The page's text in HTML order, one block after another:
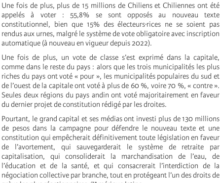
Une fois de plus, plus de 15 millions de Chiliens et Chiliennes ont été
appelés à voter : 55,8% se sont opposés au nouveau texte
constitutionnel, bien que 15% des électeurs·rices ne se soient pas
rendus aux urnes, malgré le système de vote obligatoire avec inscription
automatique (à nouveau en vigueur depuis 2022).
Une fois de plus, un vote de classe s’est exprimé dans la capitale,
comme dans le reste du pays : alors que les trois municipalités les plus
riches du pays ont voté « pour », les municipalités populaires du sud et
de l’ouest de la capitale ont voté à plus de 60 %, voire 70 %, « contre ».
Seules deux régions du pays andin ont voté majoritairement en faveur
du dernier projet de constitution rédigé par les droites.
Pourtant, le grand capital et ses médias ont investi plus de 130 millions
de pesos dans la campagne pour défendre le nouveau texte et une
constitution qui empêcherait définitivement toute législation en faveur
de l’avortement, qui sauvegarderait le système de retraite par
capitalisation, qui consoliderait la marchandisation de l’eau, de
l’éducation et de la santé, et qui consacrerait l’interdiction de la
négociation collective par branche, tout en protégeant l’un des droits de